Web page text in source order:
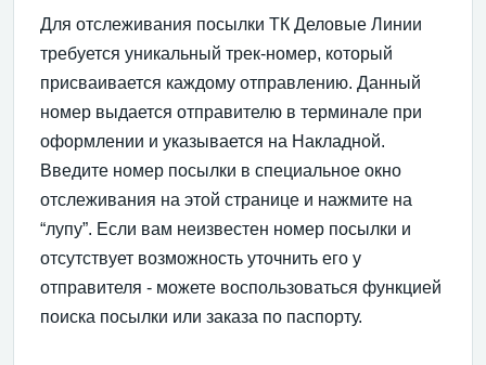
Для отслеживания посылки ТК Деловые Линии
требуется уникальный трек-номер, который
присваивается каждому отправлению. Данный
номер выдается отправителю в терминале при
оформлении и указывается на Накладной.
Введите номер посылки в специальное окно
отслеживания на этой странице и нажмите на
“лупу”. Если вам неизвестен номер посылки и
отсутствует возможность уточнить его у
отправителя - можете воспользоваться функцией
поиска посылки или заказа по паспорту.